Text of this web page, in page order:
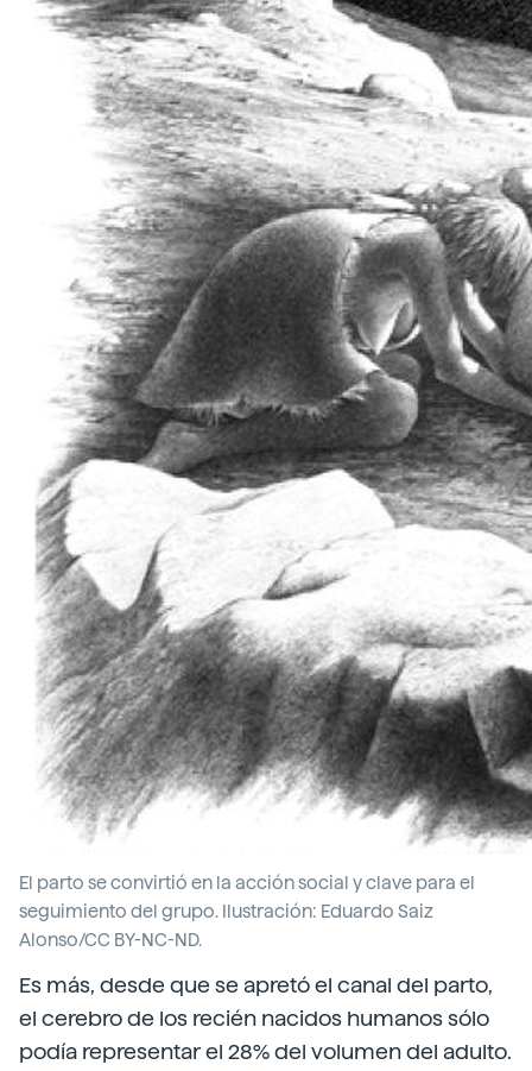
El parto se convirtió en la acción social y clave para el
seguimiento del grupo. Ilustración: Eduardo Saiz
Alonso/CC BY-NC-ND.
Es más, desde que se apretó el canal del parto,
el cerebro de los recién nacidos humanos sólo
podía representar el 28% del volumen del adulto.